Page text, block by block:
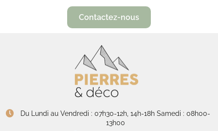
Contactez-nous
Du Lundi au Vendredi : 07h30-12h, 14h-18h Samedi : 08h00-
13h00